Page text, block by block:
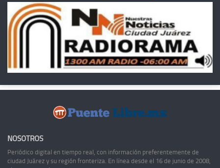
NOSOTROS
Periódico digital en tiempo real, con información preferentemente de
ciudad Juárez y su región fronteriza. En línea desde el 16 de junio de 2008,